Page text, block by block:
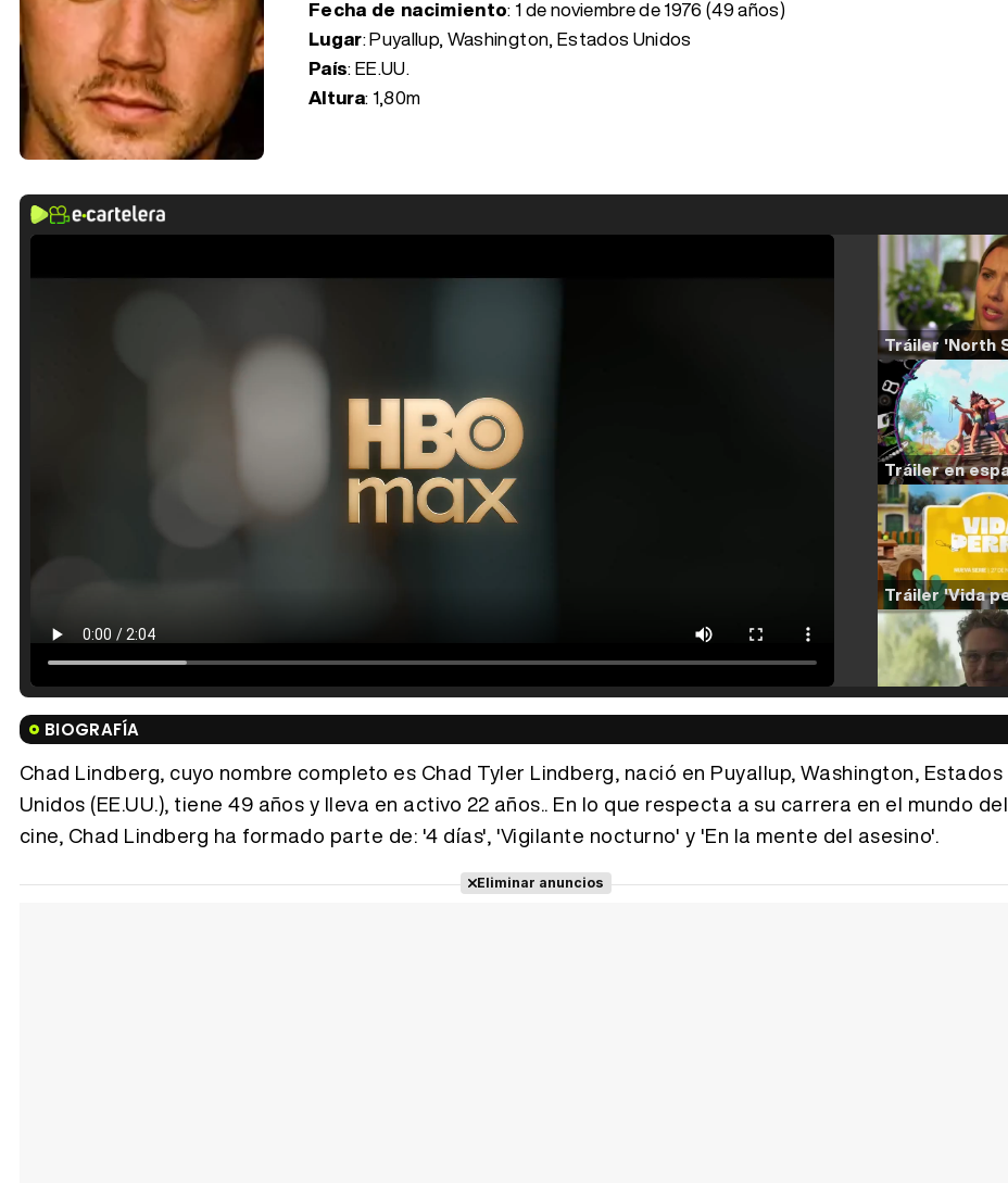
Fecha de nacimiento: 1 de noviembre de 1976 (49 años)
Lugar: Puyallup, Washington, Estados Unidos
País: EE.UU.
Altura: 1,80m
BIOGRAFÍA
Chad Lindberg, cuyo nombre completo es Chad Tyler Lindberg, nació en Puyallup, Washington, Estados
Unidos (EE.UU.), tiene 49 años y lleva en activo 22 años.. En lo que respecta a su carrera en el mundo del
cine, Chad Lindberg ha formado parte de: '4 días', 'Vigilante nocturno' y 'En la mente del asesino'.
Eliminar anuncios